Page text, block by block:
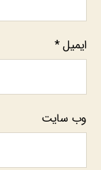
ایمیل*
وب‌ سایت